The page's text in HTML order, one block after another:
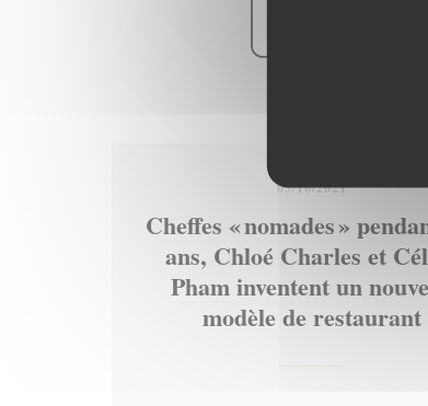
05/10/2021
Cheffes « nomades »
ans, Chloé Charles et
Pham inventent un
modèle de restaurant